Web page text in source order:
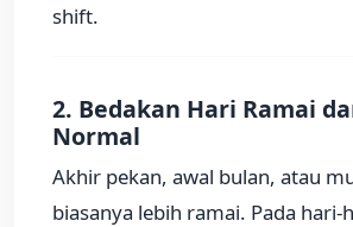
shift.
2. Bedakan Hari Ramai
Normal
Akhir pekan, awal bulan, atau
biasanya lebih ramai. Pada hari-